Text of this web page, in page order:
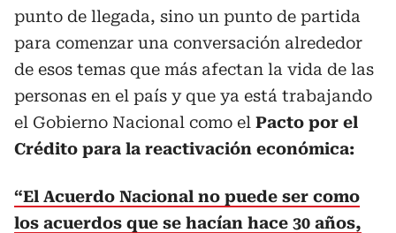
punto de llegada, sino un punto de partida
para comenzar una conversación alrededor
de esos temas que más afectan la vida de las
personas en el país y que ya está trabajando
el Gobierno Nacional como el Pacto por el
Crédito para la reactivación económica:
“El Acuerdo Nacional no puede ser como
los acuerdos que se hacían hace 30 años,